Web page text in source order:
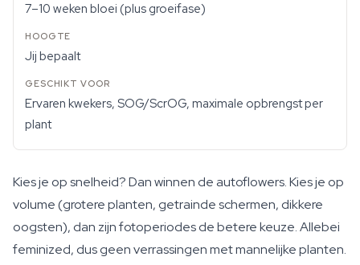
7–10 weken bloei (plus groeifase)
Jij bepaalt
Ervaren kwekers, SOG/ScrOG, maximale opbrengst per
plant
Kies je op snelheid? Dan winnen de autoflowers. Kies je op
volume (grotere planten, getrainde schermen, dikkere
oogsten), dan zijn fotoperiodes de betere keuze. Allebei
feminized, dus geen verrassingen met mannelijke planten.